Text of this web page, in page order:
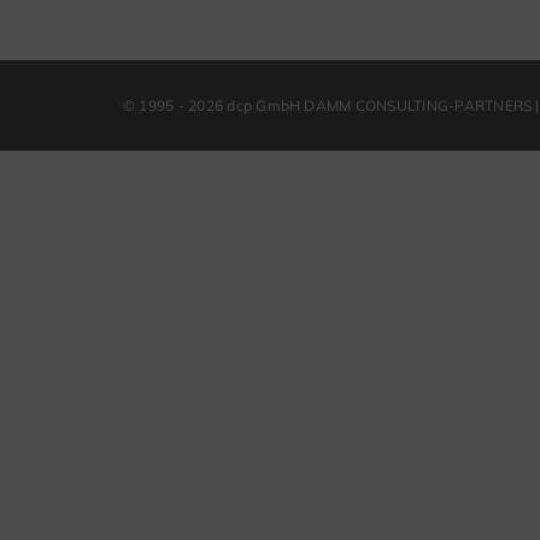
© 1995 - 2026 dcp GmbH DAMM CONSULTING-